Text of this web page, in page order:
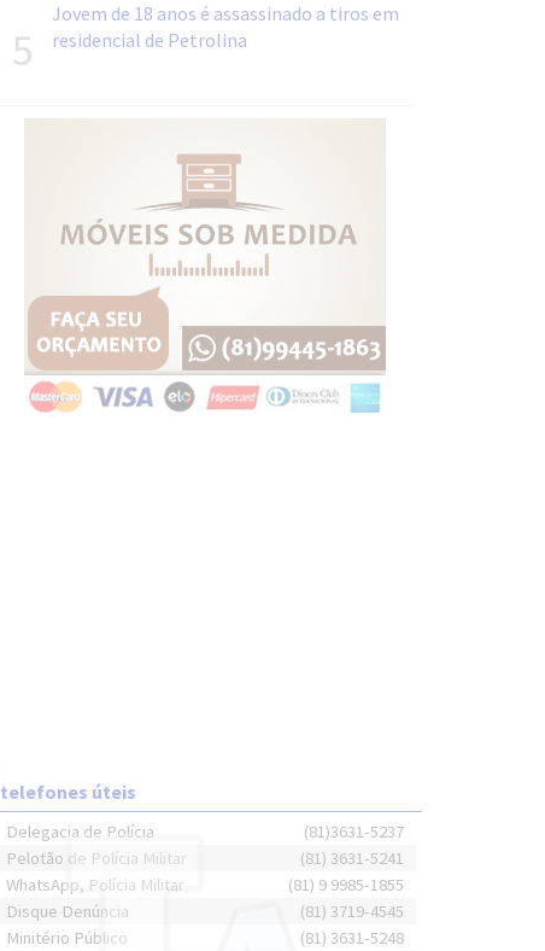
5
Jovem de 18 anos é assassinado a tiros em
residencial de Petrolina
telefones úteis
Delegacia de Polícia
(81)3631-5237
Pelotão de Polícia Militar
(81) 3631-5241
WhatsApp, Polícia Militar
(81) 9 9985-1855
Disque Denúncia
(81) 3719-4545
Minitério Público
(81) 3631-5248